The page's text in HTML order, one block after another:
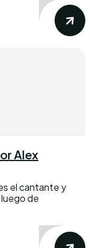
Alex
el cantante y
de